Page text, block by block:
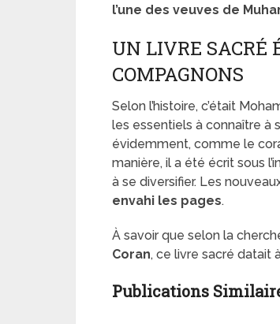
l’une des veuves de
UN LIVRE SACRÉ
COMPAGNONS
Selon l’histoire, c’était
les essentiels à connaître à
évidemment, comme le
manière, il a été écrit sous
à se diversifier. Les
envahi les pages.
À savoir que selon la
Coran, ce livre sacré datait
Publications